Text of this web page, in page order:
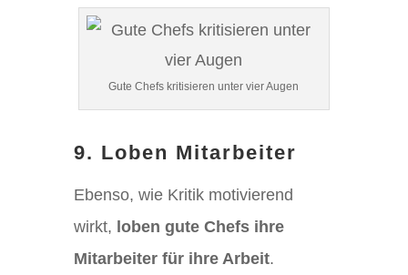
Gute Chefs kritisieren unter vier Augen
9. Loben Mitarbeiter
Ebenso, wie Kritik motivierend
wirkt, loben gute Chefs ihre
Mitarbeiter für ihre Arbeit.